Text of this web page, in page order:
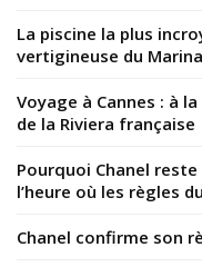
La piscine la plus
vertigineuse du
Voyage à Cannes : à
de la Riviera française
Pourquoi Chanel
l’heure où les règles
Chanel confirme son